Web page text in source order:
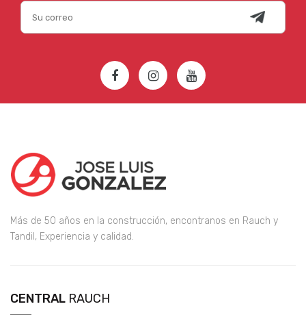
Más de 50 años en la construcción, encontranos en Rauch y
Tandil, Experiencia y calidad.
CENTRAL RAUCH